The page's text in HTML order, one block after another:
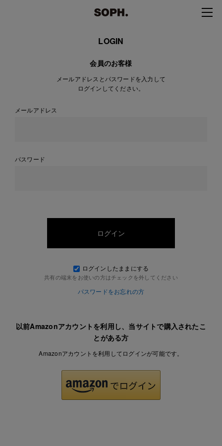
LOGIN
会員のお客様
メールアドレスとパスワードを入力して
ログインしてください。
メールアドレス
パスワード
ログインしたままにする
共有の端末をお使いの方はチェックを外してください
パスワードをお忘れの方
以前Amazonアカウントを利用し、当サイトで購入されたこ
とがある方
Amazonアカウントを利用してログインが可能です。